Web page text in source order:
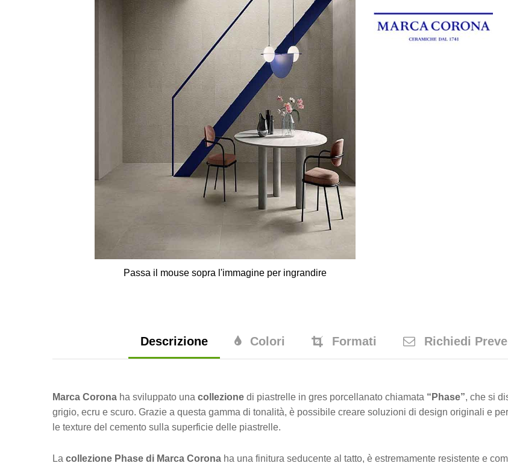
Passa il mouse sopra l'immagine per ingrandire
Descrizione Colori Formati Richiedi
Marca Corona ha sviluppato una collezione di piastrelle in gres porcellanato chiamata “Phase”, che si
grigio, ecru e scuro. Grazie a questa gamma di tonalità, è possibile creare soluzioni di design originali e
le texture del cemento sulla superficie delle piastrelle.
La collezione Phase di Marca Corona ha una finitura seducente al tatto, è estremamente resistente e